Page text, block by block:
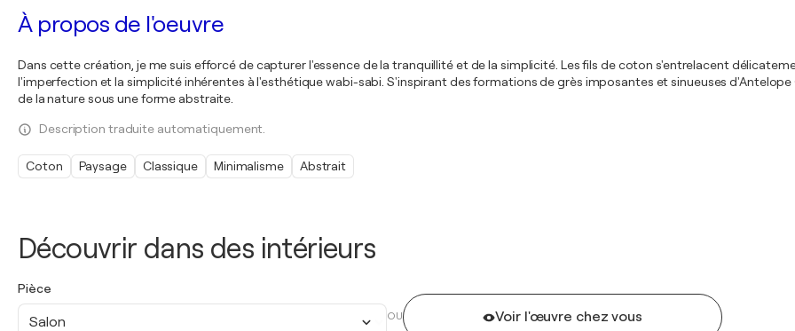
Découvrir dans des intérieurs
Pièce
Salon OU Voir l'œuvre chez vous
À propos de l'oeuvre
Dans cette création, je me suis efforcé de capturer l'essence de la tranquillité et de la simplicité. Les fils de coton s'entrelacent
l'imperfection et la simplicité inhérentes à l'esthétique wabi-sabi. S'inspirant des formations de grès imposantes et sinueuses
de la nature sous une forme abstraite.
Description traduite automatiquement.
Coton Paysage Classique Minimalisme Abstrait